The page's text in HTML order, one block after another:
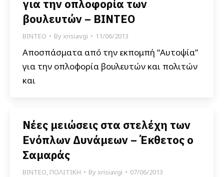
για την οπλοφορία των
βουλευτών – ΒΙΝΤΕΟ
ΒΙΝΤΕΟ Byxrisiavgi 11/06/2013
Αποσπάσματα από την εκπομπή “Αυτοψία”
για την οπλοφορία βουλευτών και πολιτών
και
Νέες μειώσεις στα στελέχη των
Ενόπλων Δυνάμεων – Έκθετος ο
Σαμαράς
ΒΙΝΤΕΟ, ΠΟΛΙΤΙΚΗ Byxrisiavgi 07/06/2013